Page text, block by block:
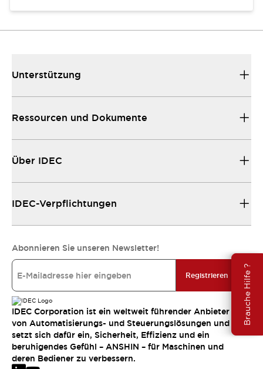
Brauche Hilfe ?
Unterstützung
Ressourcen und Dokumente
Über IDEC
IDEC-Verpflichtungen
Abonnieren Sie unseren Newsletter!
Registrieren
IDEC Corporation ist ein weltweit führender Anbieter
von Automatisierungs- und Steuerungslösungen und
setzt sich dafür ein, Sicherheit, Effizienz und ein
beruhigendes Gefühl – ANSHIN – für Maschinen und
deren Bediener zu verbessern.